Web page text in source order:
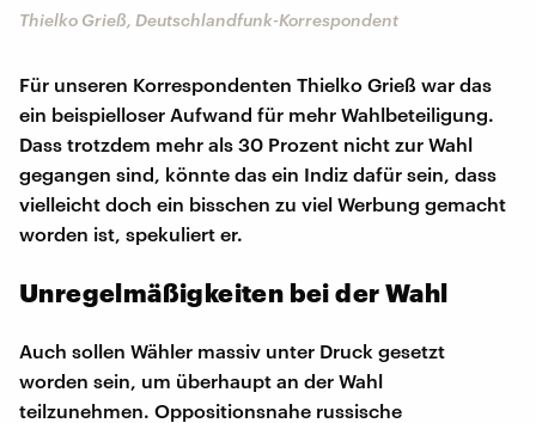
Thielko Grieß, Deutschlandfunk-Korrespondent
Für unseren Korrespondenten Thielko Grieß war das
ein beispielloser Aufwand für mehr Wahlbeteiligung.
Dass trotzdem mehr als 30 Prozent nicht zur Wahl
gegangen sind, könnte das ein Indiz dafür sein, dass
vielleicht doch ein bisschen zu viel Werbung gemacht
worden ist, spekuliert er.
Unregelmäßigkeiten bei der Wahl
Auch sollen Wähler massiv unter Druck gesetzt
worden sein, um überhaupt an der Wahl
teilzunehmen. Oppositionsnahe russische